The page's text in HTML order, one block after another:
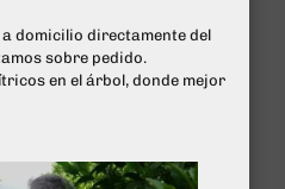
domicilio directamente del
sobre pedido.
en el árbol, donde mejor